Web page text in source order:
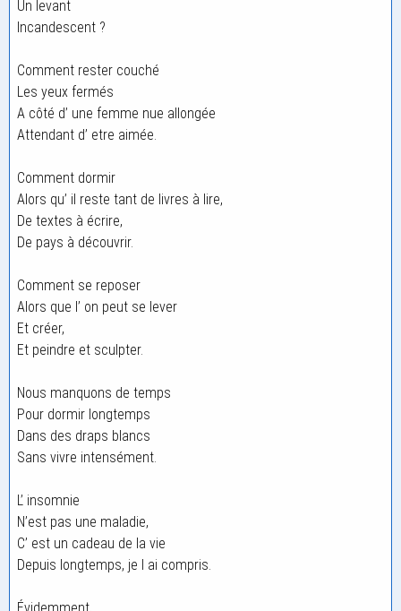
Un levant
Incandescent ?
Comment rester couché
Les yeux fermés
A côté d’ une femme nue allongée
Attendant d’ etre aimée.
Comment dormir
Alors qu’ il reste tant de livres à lire,
De textes à écrire,
De pays à découvrir.
Comment se reposer
Alors que l’ on peut se lever
Et créer,
Et peindre et sculpter.
Nous manquons de temps
Pour dormir longtemps
Dans des draps blancs
Sans vivre intensément.
L’ insomnie
N’est pas une maladie,
C’ est un cadeau de la vie
Depuis longtemps, je l ai compris.